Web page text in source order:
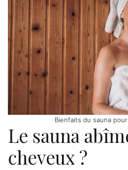
Bienfaits du sauna
Le sauna
cheveux ?